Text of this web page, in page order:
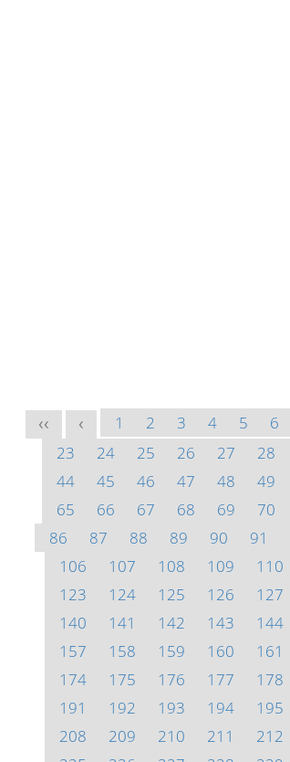
<< < 1 2 3 4 5 6
23
24 25 26 27 28
44
45 46 47 48 49
65
66 67 68 69 70
86
87 88 89 90 91
106
107 108 109 110
123
124 125 126 127
140
141 142 143 144
157
158 159 160 161
174
175 176 177 178
191
192 193 194 195
208
209 210 211 212